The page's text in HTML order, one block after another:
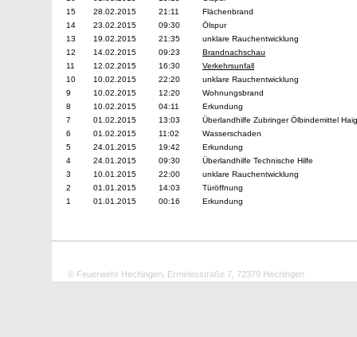
15
28.02.2015 21:11
Flächenbrand
14
23.02.2015 09:30
Ölspur
13
19.02.2015 21:35
unklare Rauchentwicklung
12
14.02.2015 09:23
Brandnachschau
11
12.02.2015 16:30
Verkehrsunfall
10
10.02.2015 22:20
unklare Rauchentwicklung
9
10.02.2015 12:20
Wohnungsbrand
8
10.02.2015 04:11
Erkundung
7
01.02.2015 13:03
Überlandhilfe Zubringer Ölbindemittel
6
01.02.2015 11:02
Wasserschaden
5
24.01.2015 19:42
Erkundung
4
24.01.2015 09:30
Überlandhilfe Technische Hilfe
3
10.01.2015 22:00
unklare Rauchentwicklung
2
01.01.2015 14:03
Türöffnung
1
01.01.2015 00:16 Erkundung
© Feuerwehr Hechingen, Ermelesstraße 7, 72379 Hechingen